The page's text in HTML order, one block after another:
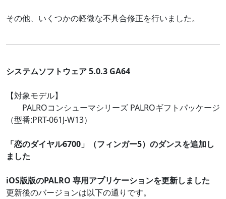
その他、いくつかの軽微な不具合修正を行いました。
システムソフトウェア 5.0.3 GA64
【対象モデル】
PALROコンシューマシリーズ PALROギフトパッケージ
（型番:PRT-061J-W13）
「恋のダイヤル6700」（フィンガー5）のダンスを追加し
ました
iOS版版のPALRO 専用アプリケーションを更新しました
更新後のバージョンは以下の通りです。